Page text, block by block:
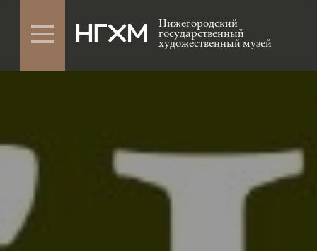
Нижегородский
государственный
художественный музей